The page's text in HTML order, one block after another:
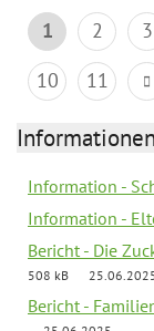
1 2 3
10
11
Information -
Information -
Bericht - Die
508 kB
Bericht -